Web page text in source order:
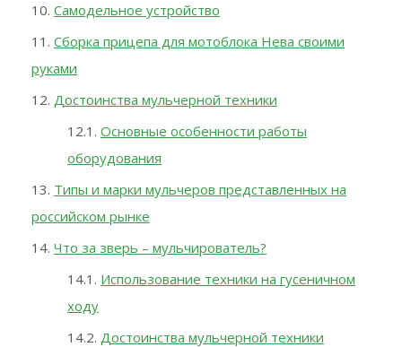
Самодельное устройство
Сборка прицепа для мотоблока Нева своими
руками
Достоинства мульчерной техники
Основные особенности работы
оборудования
Типы и марки мульчеров представленных на
российском рынке
Что за зверь – мульчирователь?
Использование техники на гусеничном
ходу
Достоинства мульчерной техники